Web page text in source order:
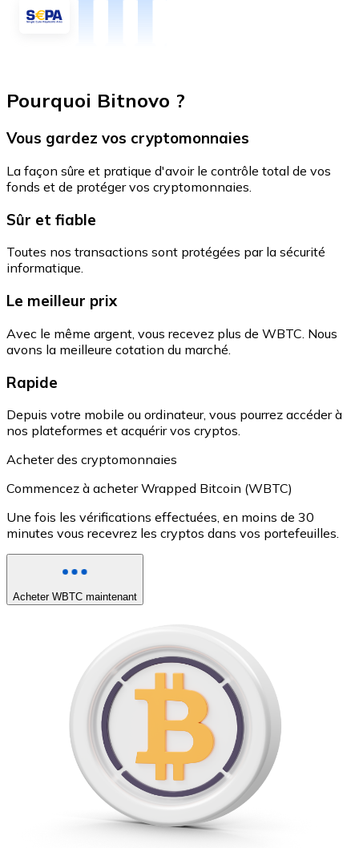
Pourquoi Bitnovo ?
Vous gardez vos cryptomonnaies
La façon sûre et pratique d'avoir le contrôle total de vos
fonds et de protéger vos cryptomonnaies.
Sûr et fiable
Toutes nos transactions sont protégées par la sécurité
informatique.
Le meilleur prix
Avec le même argent, vous recevez plus de WBTC. Nous
avons la meilleure cotation du marché.
Rapide
Depuis votre mobile ou ordinateur, vous pourrez accéder à
nos plateformes et acquérir vos cryptos.
Acheter des cryptomonnaies
Commencez à acheter Wrapped Bitcoin (WBTC)
Une fois les vérifications effectuées, en moins de 30
minutes vous recevrez les cryptos dans vos portefeuilles.
Acheter WBTC maintenant